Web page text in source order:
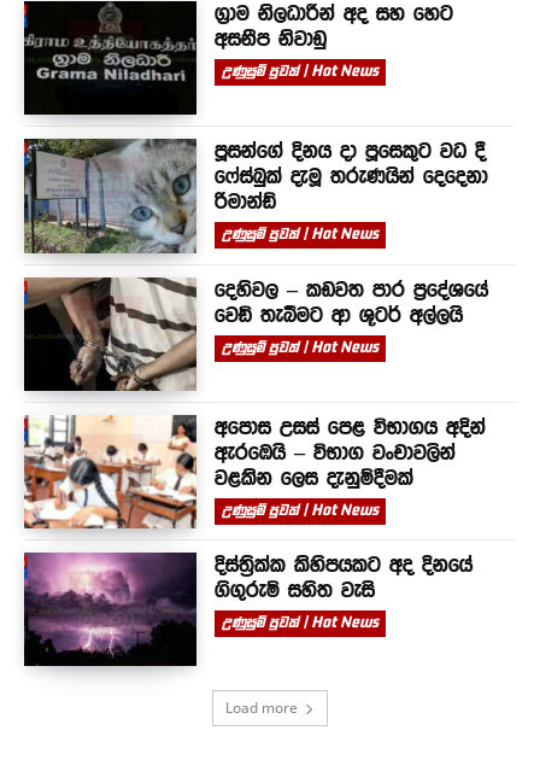
ග්‍රාම නිලධාරීන් අද සහ හෙට
අසනීප නිවාඩු
උණුසුම් පුවත් | Hot News
පූසන්ගේ දිනය දා පූසෙකුට වධ දී
ෆේස්බුක් දැමූ තරුණයින් දෙදෙනා
රිමාන්ඩ්
උණුසුම් පුවත් | Hot News
දෙහිවල – කඩවත පාර ප්‍රදේශයේ
වෙඩි තැබීමට ආ ශූටර් අල්ලයි
උණුසුම් පුවත් | Hot News
අපොස උසස් පෙළ විභාගය අදින්
ඇරඹෙයි – විභාග වංචාවලින්
වළකින ලෙස දැනුම්දීමක්
උණුසුම් පුවත් | Hot News
දිස්ත්‍රික්ක කිහිපයකට අද දිනයේ
ගිගුරුම් සහිත වැසි
උණුසුම් පුවත් | Hot News
Load more